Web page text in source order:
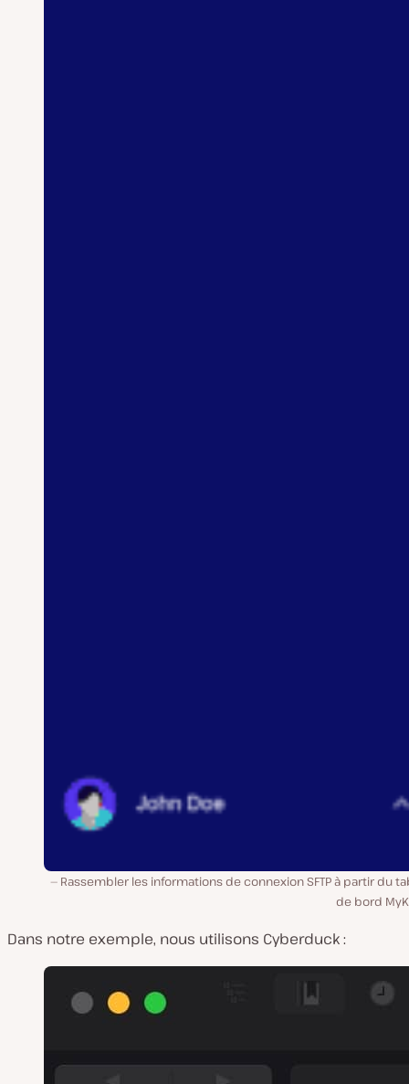
Rassembler les informations de connexion SFTP à partir du
de bord
Dans notre exemple, nous utilisons Cyberduck :